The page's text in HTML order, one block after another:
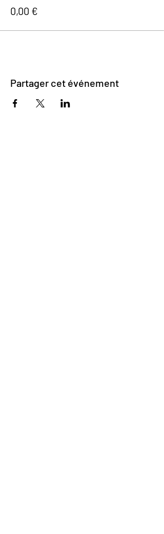
0,00 €
Partager cet événement